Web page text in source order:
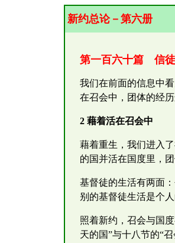
新约总论－第六册
第一百六十篇 信徒
我们在前面的信息中
在召会中，团体的经历
2 藉着活在召会中
藉着重生，我们进入
的国并活在国度里，
基督徒的生活有两面
别的基督徒生活是个
照着新约，召会与国
天的国”与十八节的“